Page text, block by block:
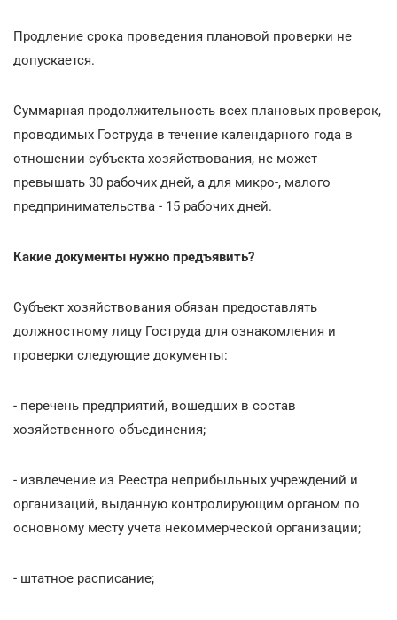
Продление срока проведения плановой проверки не
допускается.
Суммарная продолжительность всех плановых проверок,
проводимых Гоструда в течение календарного года в
отношении субъекта хозяйствования, не может
превышать 30 рабочих дней, а для микро-, малого
предпринимательства - 15 рабочих дней.
Какие документы нужно предъявить?
Субъект хозяйствования обязан предоставлять
должностному лицу Гоструда для ознакомления и
проверки следующие документы:
- перечень предприятий, вошедших в состав
хозяйственного объединения;
- извлечение из Реестра неприбыльных учреждений и
организаций, выданную контролирующим органом по
основному месту учета некоммерческой организации;
- штатное расписание;